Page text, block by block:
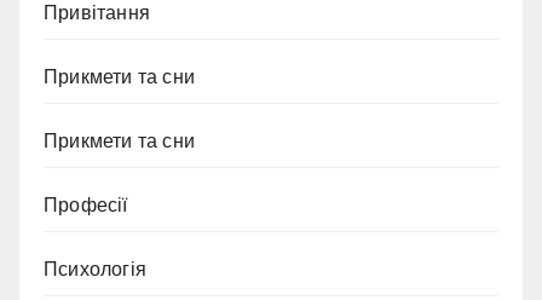
Привітання
Прикмети та сни
Прикмети та сни
Професії
Психологія